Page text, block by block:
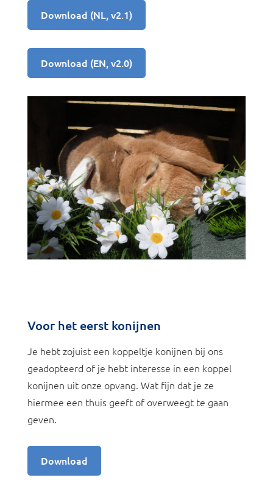
Download (NL, v2.1)
Download (EN, v2.0)
Voor het eerst konijnen
Je hebt zojuist een koppeltje konijnen bij ons
geadopteerd of je hebt interesse in een koppel
konijnen uit onze opvang. Wat fijn dat je ze
hiermee een thuis geeft of overweegt te gaan
geven.
Download